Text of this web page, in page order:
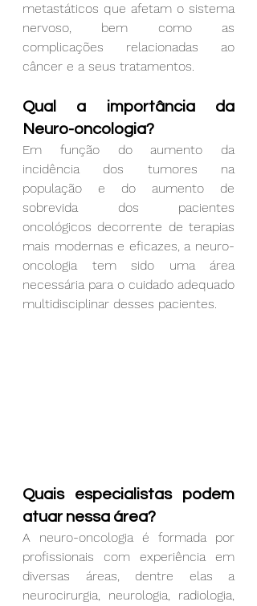
metastáticos que afetam o sistema
nervoso, bem como as
complicações relacionadas ao
câncer e a seus tratamentos.
Qual a importância da
Neuro-oncologia?
Em função do aumento da
incidência dos tumores na
população e do aumento de
sobrevida dos pacientes
oncológicos decorrente de terapias
mais modernas e eficazes, a neuro-
oncologia tem sido uma área
necessária para o cuidado adequado
multidisciplinar desses pacientes.
Quais especialistas podem
atuar nessa área?
A neuro-oncologia é formada por
profissionais com experiência em
diversas áreas, dentre elas a
neurocirurgia, neurologia, radiologia,